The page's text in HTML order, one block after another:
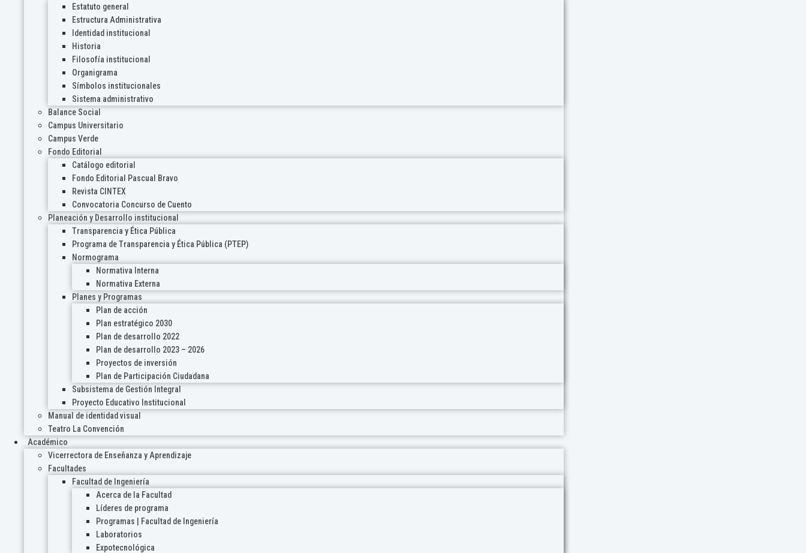
Estatuto general
Estructura Administrativa
Identidad institucional
Historia
Filosofía institucional
Organigrama
Símbolos institucionales
Sistema administrativo
Balance Social
Campus Universitario
Campus Verde
Fondo Editorial
Catálogo editorial
Fondo Editorial Pascual Bravo
Revista CINTEX
Convocatoria Concurso de Cuento
Planeación y Desarrollo institucional
Transparencia y Ética Pública
Programa de Transparencia y Ética Pública (PTEP)
Normograma
Normativa Interna
Normativa Externa
Planes y Programas
Plan de acción
Plan estratégico 2030
Plan de desarrollo 2022
Plan de desarrollo 2023 – 2026
Proyectos de inversión
Plan de Participación Ciudadana
Subsistema de Gestión Integral
Proyecto Educativo Institucional
Manual de identidad visual
Teatro La Convención
Académico
Vicerrectora de Enseñanza y Aprendizaje
Facultades
Facultad de Ingeniería
Acerca de la Facultad
Líderes de programa
Programas | Facultad de Ingeniería
Laboratorios
Expotecnológica